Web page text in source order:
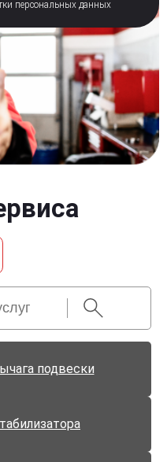
персональных данных
подвески